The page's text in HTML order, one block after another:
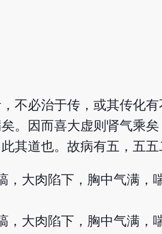
不必治于传，或其传化
。因而喜大虚则肾气乘
其道也。故病有五，五
，大肉陷下，胸中气满，
，大肉陷下，胸中气满，